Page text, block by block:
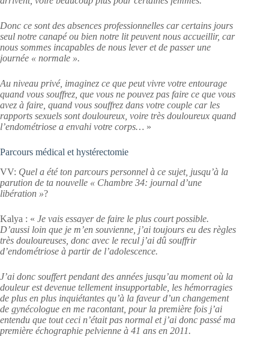
Donc ce sont des absences professionnelles car certains jours
seul notre canapé ou bien notre lit peuvent nous accueillir, car
nous sommes incapables de nous lever et de passer une
journée « normale ».
Au niveau privé, imaginez ce que peut vivre votre entourage
quand vous souffrez, que vous ne pouvez pas faire ce que vous
avez à faire, quand vous souffrez dans votre couple car les
rapports sexuels sont douloureux, voire très douloureux quand
l’endométriose a envahi votre corps… »
Parcours médical et hystérectomie
VV: Quel a été ton parcours personnel à ce sujet, jusqu’à la
parution de ta nouvelle « Chambre 34: journal d’une
libération »?
Kalya : « Je vais essayer de faire le plus court possible.
D’aussi loin que je m’en souvienne, j’ai toujours eu des règles
très douloureuses, donc avec le recul j’ai dû souffrir
d’endométriose à partir de l’adolescence.
J’ai donc souffert pendant des années jusqu’au moment où la
douleur est devenue tellement insupportable, les hémorragies
de plus en plus inquiétantes qu’à la faveur d’un changement
de gynécologue en me racontant, pour la première fois j’ai
entendu que tout ceci n’était pas normal et j’ai donc passé ma
première échographie pelvienne à 41 ans en 2011.